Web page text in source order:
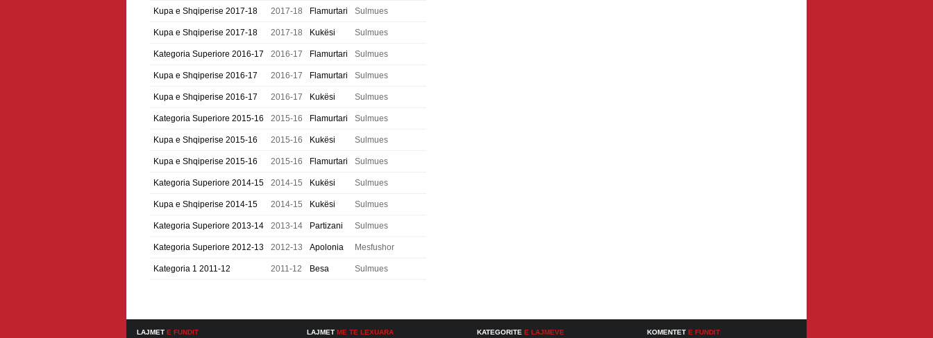
Kupa e Shqiperise 2017-18 2017-18 Flamurtari Sulmues
Kupa e Shqiperise 2017-18 2017-18 Kukësi Sulmues
Kategoria Superiore 2016-17 2016-17 Flamurtari Sulmues
Kupa e Shqiperise 2016-17 2016-17 Flamurtari Sulmues
Kupa e Shqiperise 2016-17 2016-17 Kukësi Sulmues
Kategoria Superiore 2015-16 2015-16 Flamurtari Sulmues
Kupa e Shqiperise 2015-16 2015-16 Kukësi Sulmues
Kupa e Shqiperise 2015-16 2015-16 Flamurtari Sulmues
Kategoria Superiore 2014-15 2014-15 Kukësi Sulmues
Kupa e Shqiperise 2014-15 2014-15 Kukësi Sulmues
Kategoria Superiore 2013-14 2013-14 Partizani Sulmues
Kategoria Superiore 2012-13 2012-13 Apolonia Mesfushor
Kategoria 1 2011-12 2011-12 Besa Sulmues
LAJMET E FUNDIT LAJMET ME TE LEXUARA KATEGORITE E LAJMEVE KOMENTET E FUNDIT